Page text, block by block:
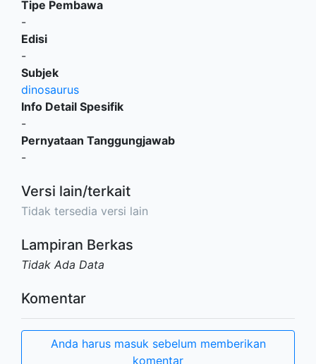
Tipe Pembawa
-
Edisi
-
Subjek
dinosaurus
Info Detail Spesifik
-
Pernyataan Tanggungjawab
-
Versi lain/terkait
Tidak tersedia versi lain
Lampiran Berkas
Tidak Ada Data
Komentar
Anda harus masuk sebelum memberikan
komentar